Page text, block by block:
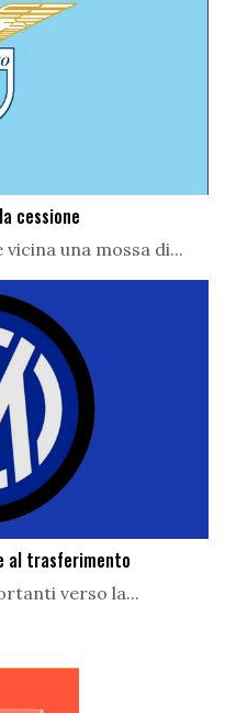
cessione
una mossa di...
al trasferimento
verso la...